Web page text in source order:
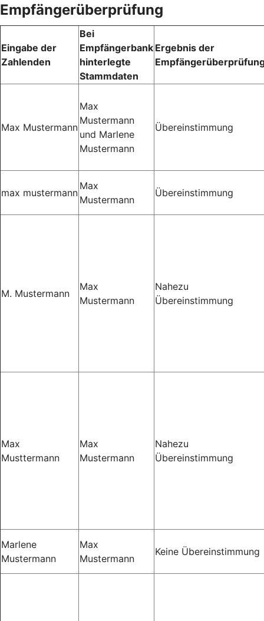
Empfängerüberprüfung
Eingabe der
Zahlenden
Bei
Empfängerbank
hinterlegte
Stammdaten
Ergebnis der
Max Mustermann
Max
Mustermann
und Marlene
Mustermann
Übereinstimmung
max mustermann
Max
Mustermann
Übereinstimmung
M. Mustermann
Max
Mustermann
Nahezu
Übereinstimmung
Max
Musttermann
Max
Mustermann
Nahezu
Übereinstimmung
Marlene
Mustermann
Max
Mustermann
Keine Übereinstimmung